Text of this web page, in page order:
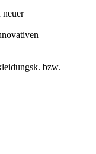
neuer
bzw.